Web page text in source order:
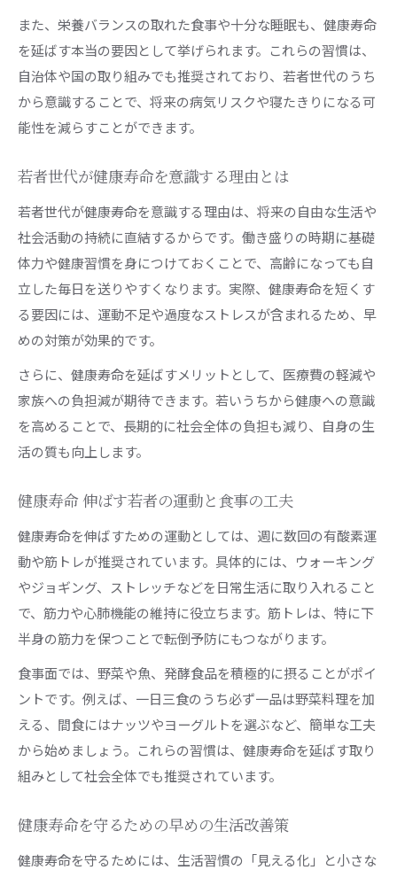
また、栄養バランスの取れた食事や十分な睡眠も、健康寿命
を延ばす本当の要因として挙げられます。これらの習慣は、
自治体や国の取り組みでも推奨されており、若者世代のうち
から意識することで、将来の病気リスクや寝たきりになる可
能性を減らすことができます。
若者世代が健康寿命を意識する理由とは
若者世代が健康寿命を意識する理由は、将来の自由な生活や
社会活動の持続に直結するからです。働き盛りの時期に基礎
体力や健康習慣を身につけておくことで、高齢になっても自
立した毎日を送りやすくなります。実際、健康寿命を短くす
る要因には、運動不足や過度なストレスが含まれるため、早
めの対策が効果的です。
さらに、健康寿命を延ばすメリットとして、医療費の軽減や
家族への負担減が期待できます。若いうちから健康への意識
を高めることで、長期的に社会全体の負担も減り、自身の生
活の質も向上します。
健康寿命 伸ばす若者の運動と食事の工夫
健康寿命を伸ばすための運動としては、週に数回の有酸素運
動や筋トレが推奨されています。具体的には、ウォーキング
やジョギング、ストレッチなどを日常生活に取り入れること
で、筋力や心肺機能の維持に役立ちます。筋トレは、特に下
半身の筋力を保つことで転倒予防にもつながります。
食事面では、野菜や魚、発酵食品を積極的に摂ることがポイ
ントです。例えば、一日三食のうち必ず一品は野菜料理を加
える、間食にはナッツやヨーグルトを選ぶなど、簡単な工夫
から始めましょう。これらの習慣は、健康寿命を延ばす取り
組みとして社会全体でも推奨されています。
健康寿命を守るための早めの生活改善策
健康寿命を守るためには、生活習慣の「見える化」と小さな